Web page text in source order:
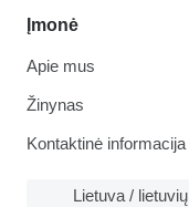
Įmonė
Apie mus
Žinynas
Kontaktinė informacija
Lietuva / lietuvių